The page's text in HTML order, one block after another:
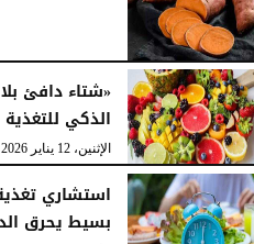
«شتاء دافئ
الذكي
الإثنين، 12 يناير 2026
استشاري
بسيط يحرق